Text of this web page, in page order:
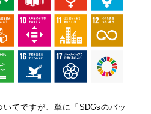
てですが、単に「SDGsのバッ